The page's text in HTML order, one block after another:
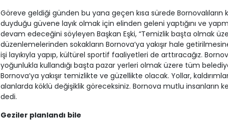
Göreve geldiği günden bu yana geçen kısa sürede Bornovalıların
duyduğu güvene layık olmak için elinden geleni yaptığını ve
devam edeceğini söyleyen Başkan Eşki, “Temizlik başta olmak
düzenlemelerinden sokakların Bornova’ya yakışır hale
işi layıkıyla yapıp, kültürel sportif faaliyetleri de arttıracağız.
yoğunlukla kullandığı başta pazar yerleri olmak üzere tüm
Bornova’ya yakışır temizlikte ve güzellikte olacak. Yollar,
alanlarda köklü değişiklik göreceksiniz. Bornova mutlu insanların
dedi.
Geziler planlandı bile